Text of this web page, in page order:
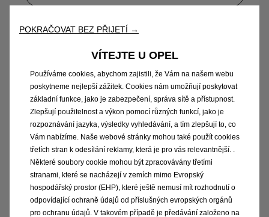
Vivaro mobilní dílny
POKRAČOVAT BEZ PŘIJETÍ →
VÍTEJTE U OPEL
Používáme cookies, abychom zajistili, že Vám na našem webu
poskytneme nejlepší zážitek. Cookies nám umožňují poskytovat
základní funkce, jako je zabezpečení, správa sítě a přístupnost.
Zlepšují použitelnost a výkon pomocí různých funkcí, jako je
rozpoznávání jazyka, výsledky vyhledávání, a tím zlepšují to, co
Vám nabízíme. Naše webové stránky mohou také použít cookies
třetích stran k odesílání reklamy, která je pro vás relevantnější. .
Některé soubory cookie mohou být zpracovávány třetími
stranami, které se nacházejí v zemích mimo Evropský
hospodářský prostor (EHP), které ještě nemusí mít rozhodnutí o
odpovídající ochraně údajů od příslušných evropských orgánů
pro ochranu údajů. V takovém případě je předávání založeno na